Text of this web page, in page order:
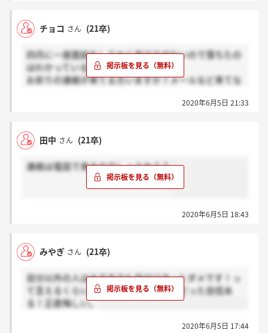
チョコ さん (21卒)
四月に一度面談をしてから音沙汰がないので落ちたの
はわかっている者なのですが、
お祈りの連絡が来てる方いますか？メールなど来てな
2020年6月5日 21:33
田中 さん (21卒)
連絡は電話で来るのでしょうか？？
2020年6月5日 18:43
みやぎ さん (21卒)
自分以外の人は大丈夫でも自分はきっとダメです！っ
て言えるくらいひっどい面接のお手本だった自信あ
る！正直悔しい。
2020年6月5日 17:44